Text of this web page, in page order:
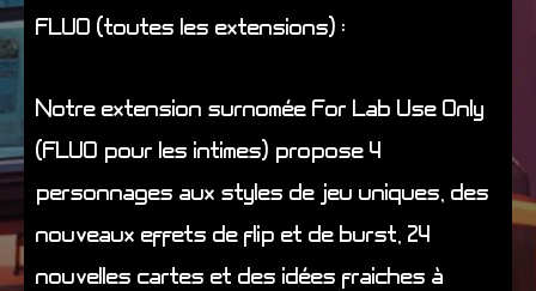
FLUO (toutes les extensions) :
Notre extension surnomée For Lab Use Only
(FLUO pour les intimes) propose 4
personnages aux styles de jeu uniques, des
nouveaux effets de flip et de burst, 24
nouvelles cartes et des idées fraiches à